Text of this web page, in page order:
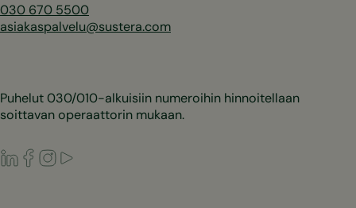
030 670 5500
asiakaspalvelu@sustera.com
Puhelut 030/010-alkuisiin numeroihin hinnoitellaan
soittavan operaattorin mukaan.
LinkedIn
Facebook
Instagram